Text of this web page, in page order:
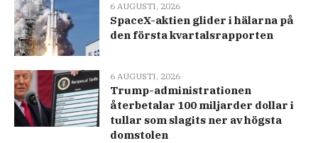
6 AUGUSTI, 2026
SpaceX-aktien glider i hälarna på
den första kvartalsrapporten
6 AUGUSTI, 2026
Trump-administrationen
återbetalar 100 miljarder dollar i
tullar som slagits ner av högsta
domstolen